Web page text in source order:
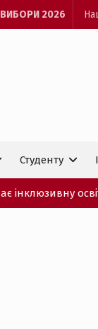
ВИБОРИ 2026
Студенту
інклюзивну